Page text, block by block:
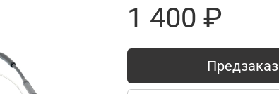
1 400 ₽
Предзаказ